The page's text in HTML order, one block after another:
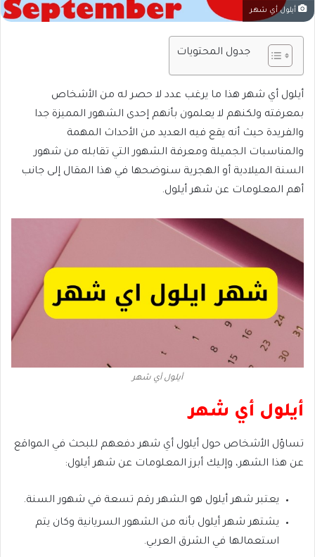
أيلول أي شهر
جدول المحتويات
أيلول أي شهر هذا ما يرغب عدد لا حصر له من الأشخاص
بمعرفته ولكنهم لا يعلمون بأنهم إحدى الشهور المميزة جدا
والفريدة حيث أنه يقع فيه العديد من الأحداث المهمة
والمناسبات الجميلة ومعرفة الشهور التي تقابله من شهور
السنة الميلادية أو الهجرية سنوضحها في هذا المقال إلى جانب
أهم المعلومات عن شهر أيلول.
أيلول أي شهر
أيلول أي شهر
تساؤل الأشخاص حول أيلول أي شهر دفعهم للبحث في المواقع
عن هذا الشهر، وإليك أبرز المعلومات عن شهر أيلول:
يعتبر شهر أيلول هو الشهر رقم تسعة في شهور السنة.
يشتهر شهر أيلول بأنه من الشهور السريانية وكان يتم
استعمالها في الشرق العربي.